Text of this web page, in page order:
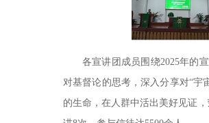
各宣讲团成员围绕2025年的
对基督论的思考，深入分享对“宇
的生命，在人群中活出美好见证